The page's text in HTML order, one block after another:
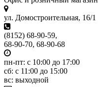
ул. Домостроительная, 16/1
(8152) 68-90-59,
68-90-70, 68-90-68
пн-пт: с 10:00 до 17:00
сб: с 11:00 до 15:00
вс: выходной